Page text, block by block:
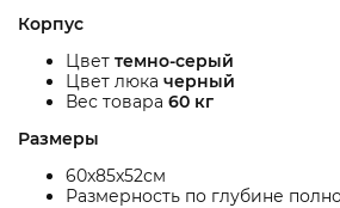
Корпус
Цвет темно-серый
Цвет люка черный
Вес товара 60 кг
Размеры
60x85x52см
Размерность по глубине